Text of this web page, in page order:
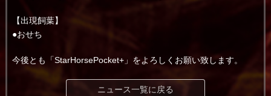
【出現飼葉】
●おせち
今後とも「StarHorsePocket+」をよろしくお願い致します。
ニュース一覧に戻る